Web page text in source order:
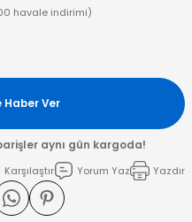
havale indirimi)
Haber Ver
aynı gün kargoda!
Karşılaştır Yorum Yaz Yazdır